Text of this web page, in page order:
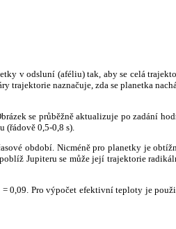
v odsluní (aféliu) tak, aby se celá
trajektorie naznačuje, zda se planetka
se průběžně aktualizuje po zadání
(řádově 0,5-0,8 s).
období. Nicméně pro planetky je
Jupiteru se může její trajektorie
= 0,09. Pro výpočet efektivní teploty je